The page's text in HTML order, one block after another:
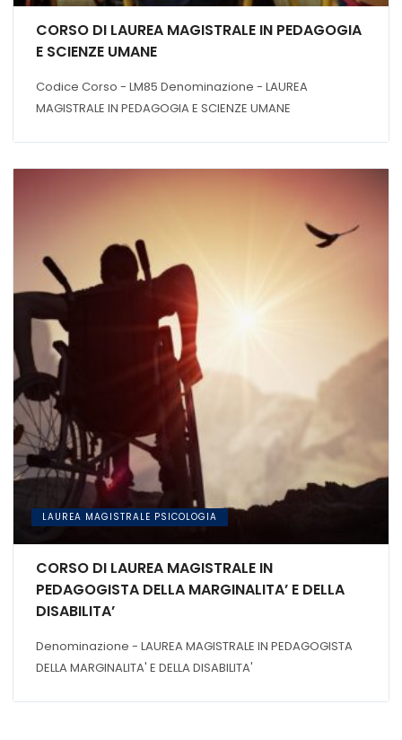
CORSO DI LAUREA MAGISTRALE IN PEDAGOGIA
E SCIENZE UMANE
Codice Corso - LM85 Denominazione - LAUREA
MAGISTRALE IN PEDAGOGIA E SCIENZE UMANE
LAUREA MAGISTRALE PSICOLOGIA
CORSO DI LAUREA MAGISTRALE IN
PEDAGOGISTA DELLA MARGINALITA’ E DELLA
DISABILITA’
Denominazione - LAUREA MAGISTRALE IN PEDAGOGISTA
DELLA MARGINALITA' E DELLA DISABILITA'